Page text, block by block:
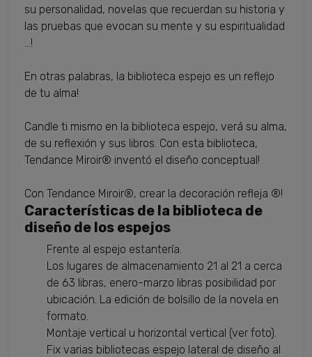
su personalidad, novelas que recuerdan su historia y
las pruebas que evocan su mente y su espiritualidad
...!
En otras palabras, la biblioteca espejo es un reflejo
de tu alma!
Candle ti mismo en la biblioteca espejo, verá su alma,
de su reflexión y sus libros. Con esta biblioteca,
Tendance Miroir® inventó el diseño conceptual!
Con Tendance Miroir®, crear la decoración refleja ®!
Características de la biblioteca de
diseño de los espejos
Frente al espejo estantería.
Los lugares de almacenamiento 21 al 21 a cerca
de 63 libras, enero-marzo libras posibilidad por
ubicación. La edición de bolsillo de la novela en
formato.
Montaje vertical u horizontal vertical (ver foto).
Fix varias bibliotecas espejo lateral de diseño al